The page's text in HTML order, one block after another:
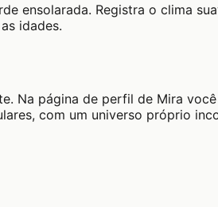
ensolarada. Registra o clima
idades.
Na página de perfil de Mira
com um universo próprio